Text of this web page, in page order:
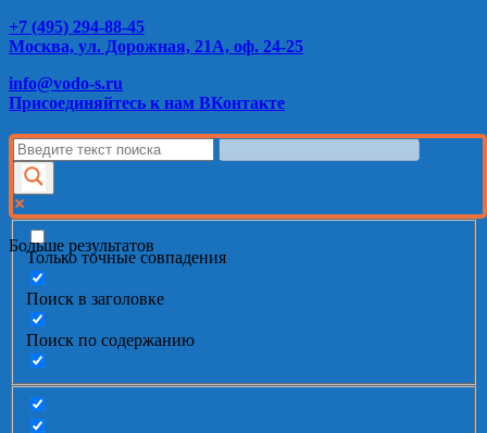
+7 (495) 294-88-45
Москва, ул. Дорожная, 21А, оф. 24-25
info@vodo-s.ru
Присоединяйтесь к нам ВКонтакте
Больше результатов
Только точные совпадения
Поиск в заголовке
Поиск по содержанию